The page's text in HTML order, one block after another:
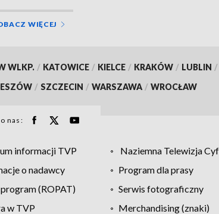
WIĘCEJ
WLKP. / KATOWICE / KIELCE / KRAKÓW / LUBLIN /
/ SZCZECIN / WARSZAWA / WROCŁAW
nas:
informacji TVP Naziemna Telewizja
o nadawcy
Program dla prasy
program (ROPAT)
Serwis fotograficzny
w TVP
Merchandising (znaki)